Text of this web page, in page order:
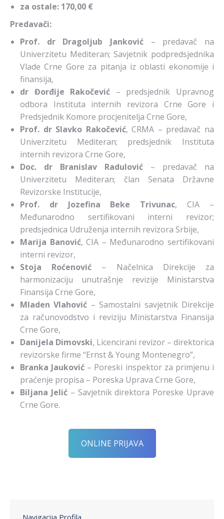
za ostale: 170,00 €
Predavači:
Prof. dr Dragoljub Janković – predavač na
Univerzitetu Mediteran; Savjetnik podpredsjednika
Vlade Crne Gore za pitanja iz oblasti ekonomije i
finansija,
dr Đorđije Rakočević – predsjednik Upravnog
odbora Instituta internih revizora Crne Gore i
Predsjednik Komore procjenitelja Crne Gore,
Prof. dr Slavko Rakočević, CRMA – predavač na
Univerzitetu Mediteran; predsjednik Instituta
internih revizora Crne Gore,
Doc. dr Branislav Radulović – predavač na
Univerzitetu Mediteran; član Senata Državne
Revizorske Institucije,
Prof. dr Jozefina Beke Trivunac, CIA –
Međunarodno sertifikovani interni revizor;
predsjednica Udruženja internih revizora Srbije,
Marija Banović, CIA – Međunarodno sertifikovani
interni revizor,
Stoja Roćenović – Načelnica Direkcije za
harmonizaciju unutrašnje revizije Ministarstva
Finansija Crne Gore,
Mladen Vlahović – Samostalni savjetnik Direkcije
za računovodstvo i reviziju Ministarstva Finansija
Crne Gore,
Danijela Dimovski, Licencirani revizor – direktorica
revizorske firme “Ernst & Young Montenegro”,
Branka Jauković – Poreski inspektor za primjenu i
praćenje propisa – Poreska Uprava Crne Gore,
Biljana Jelić– Savjetnik direktora Poreske Uprave
Crne Gore.
ONLINE PRIJAVA
Navigacija Profila